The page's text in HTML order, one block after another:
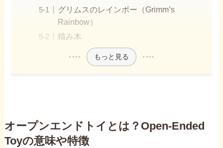
グリムスのレインボー（Grimm’s
Rainbow）
積み木
もっと見る
オープンエンドトイとは？Open-Ended
Toyの意味や特徴